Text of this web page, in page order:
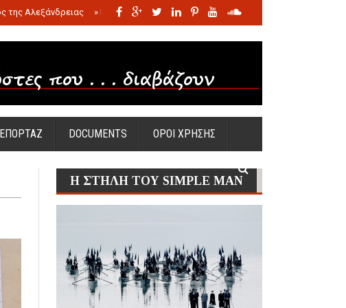
της Αλεξάνδρειας » Η σφαγή των νηπίων της Σάντας
DOCUMENTS ΟΡΟΙ ΧΡΗΣΗΣ
Η ΣΤΗΛΗ ΤΟΥ SIMPLE MAN